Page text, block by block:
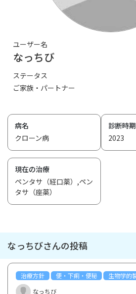
ユーザー名
なっちび
ステータス
ご家族・パートナー
病名
クローン病
診断時期
2023
現在の治療
ペンタサ（経口薬）,ペン
タサ（座薬）
なっちびさんの投稿
治療方針 便・下痢・便秘
生物学的
なっちび